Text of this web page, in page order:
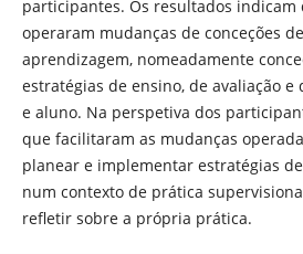
participantes. Os resultados
operaram mudanças de conceções
aprendizagem, nomeadamente
estratégias de ensino, de avaliação
e aluno. Na perspetiva dos
que facilitaram as mudanças
planear e implementar estratégias
num contexto de prática
refletir sobre a própria prática.